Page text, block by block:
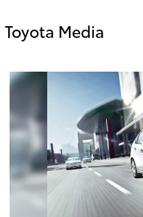
Toyota Media